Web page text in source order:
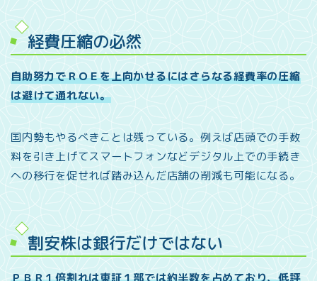
経費圧縮の必然
自助努力でＲＯＥを上向かせるにはさらなる経費率の圧縮
は避けて通れない。
国内勢もやるべきことは残っている。例えば店頭での手数
料を引き上げてスマートフォンなどデジタル上での手続き
への移行を促せれば踏み込んだ店舗の削減も可能になる。
割安株は銀行だけではない
ＰＢＲ１倍割れは東証１部では約半数を占めており、低評